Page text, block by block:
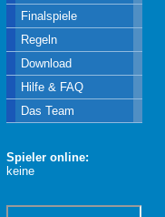
Finalspiele
Regeln
Download
Hilfe & FAQ
Das Team
Spieler online:
keine